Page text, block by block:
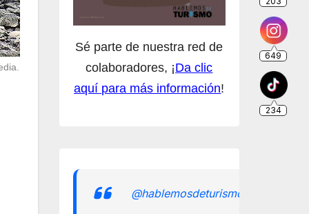
Sé parte de nuestra red de
colaboradores, ¡Da clic
aquí para más información!
@hablemosdeturismomx